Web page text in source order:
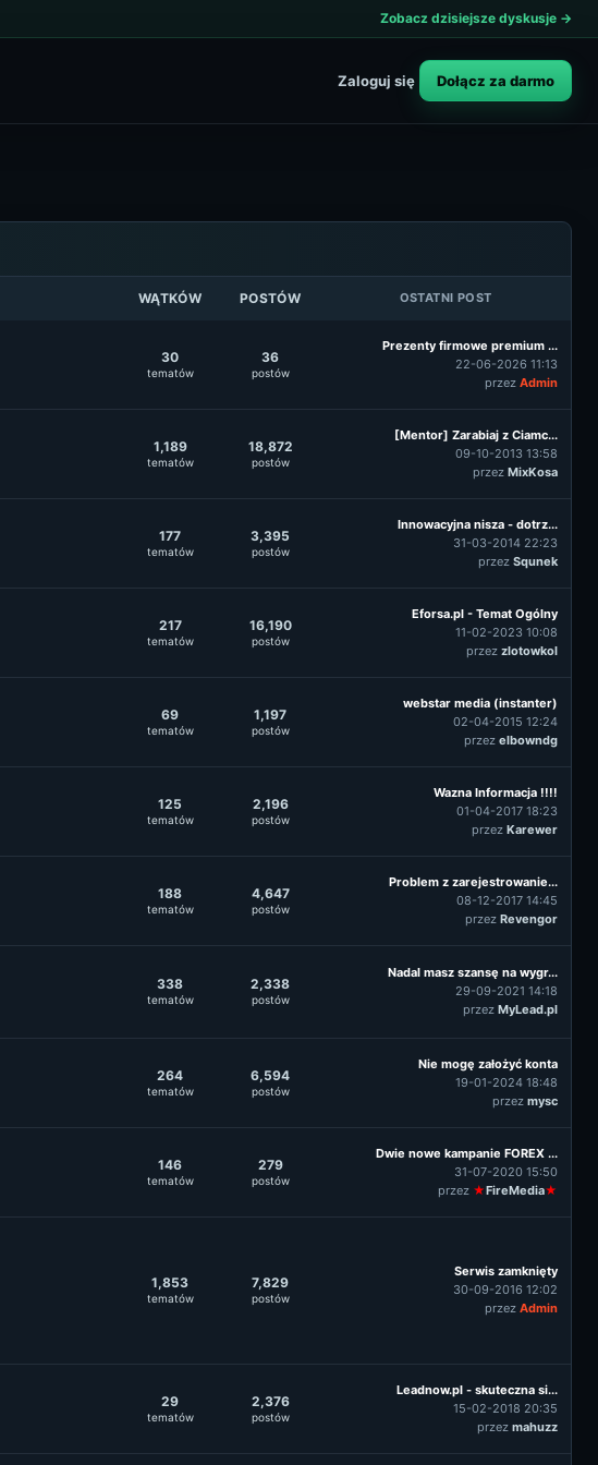
Zobacz dzisiejsze dyskusje →
Zaloguj się Dołącz za darmo
WĄTKÓW POSTÓW OSTATNI POST
30
tematów
36
postów
Prezenty firmowe premium ...
22-06-2026 11:13
przez Admin
1,189
tematów
18,872
postów
[Mentor] Zarabiaj z Ciamc...
09-10-2013 13:58
przez MixKosa
177
tematów
3,395
postów
Innowacyjna nisza - dotrz...
31-03-2014 22:23
przez Squnek
217
tematów
16,190
postów
Eforsa.pl - Temat Ogólny
11-02-2023 10:08
przez zlotowkol
69
tematów
1,197
postów
webstar media (instanter)
02-04-2015 12:24
przez elbowndg
125
tematów
2,196
postów
Wazna Informacja !!!!
01-04-2017 18:23
przez Karewer
188
tematów
4,647
postów
Problem z zarejestrowanie...
08-12-2017 14:45
przez Revengor
338
tematów
2,338
postów
Nadal masz szansę na wygr...
29-09-2021 14:18
przez MyLead.pl
264
tematów
6,594
postów
Nie mogę założyć konta
19-01-2024 18:48
przez mysc
146
tematów
279
postów
Dwie nowe kampanie FOREX ...
31-07-2020 15:50
przez ★FireMedia★
1,853
tematów
7,829
postów
Serwis zamknięty
30-09-2016 12:02
przez Admin
29
tematów
2,376
postów
Leadnow.pl - skuteczna si...
15-02-2018 20:35
przez mahuzz